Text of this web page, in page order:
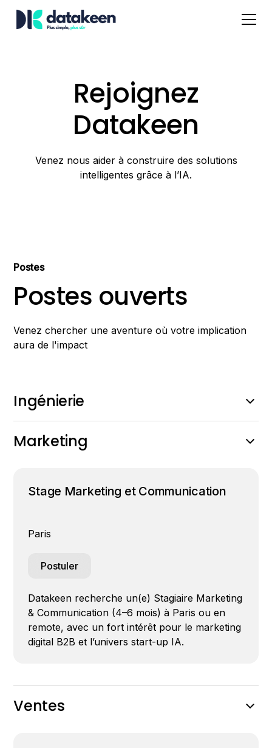
Rejoignez
Datakeen
Venez nous aider à construire des solutions
intelligentes grâce à l’IA.
Postes
Postes ouverts
Venez chercher une aventure où votre implication
aura de l'impact
Ingénierie
No items found.
Marketing
Stage Marketing et Communication
Paris
Postuler
Datakeen recherche un(e) Stagiaire Marketing
& Communication (4–6 mois) à Paris ou en
remote, avec un fort intérêt pour le marketing
digital B2B et l’univers start-up IA.
Ventes